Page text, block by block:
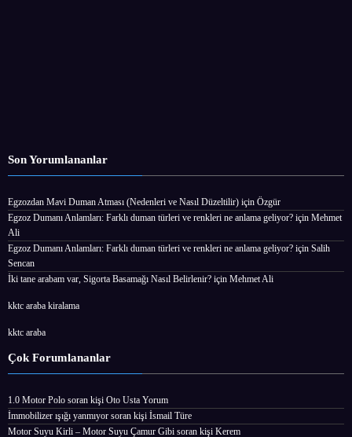
Son Yorumlananlar
Egzozdan Mavi Duman Atması (Nedenleri ve Nasıl Düzeltilir) için Özgür
Egzoz Dumanı Anlamları: Farklı duman türleri ve renkleri ne anlama geliyor? için Mehmet
Ali
Egzoz Dumanı Anlamları: Farklı duman türleri ve renkleri ne anlama geliyor? için Salih
Sencan
İki tane arabam var, Sigorta Basamağı Nasıl Belirlenir? için Mehmet Ali
kktc araba kiralama
kktc araba
Çok Forumlananlar
1.0 Motor Polo soran kişi Oto Usta Yorum
İmmobilizer ışığı yanmıyor soran kişi İsmail Türe
Motor Suyu Kirli – Motor Suyu Çamur Gibi soran kişi Kerem